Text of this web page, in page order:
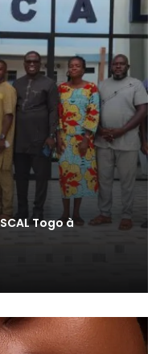
Togo à